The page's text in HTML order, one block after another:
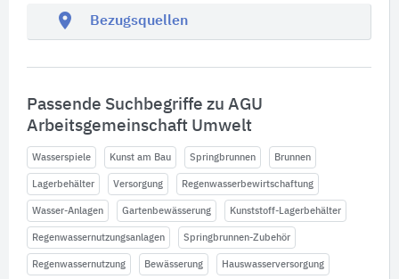
location_on Bezugsquellen
Passende Suchbegriffe zu AGU
Arbeitsgemeinschaft Umwelt
Wasserspiele Kunst am Bau Springbrunnen Brunnen
Lagerbehälter Versorgung Regenwasserbewirtschaftung
Wasser-Anlagen Gartenbewässerung Kunststoff-Lagerbehälter
Regenwassernutzungsanlagen Springbrunnen-Zubehör
Regenwassernutzung Bewässerung Hauswasserversorgung